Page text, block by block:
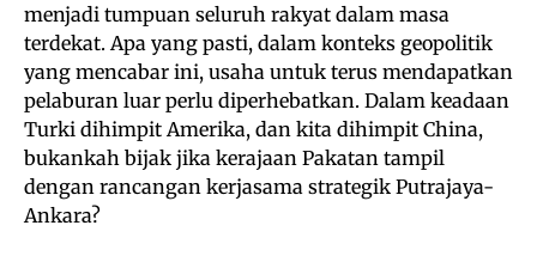
menjadi tumpuan seluruh rakyat dalam masa
terdekat. Apa yang pasti, dalam konteks geopolitik
yang mencabar ini, usaha untuk terus mendapatkan
pelaburan luar perlu diperhebatkan. Dalam keadaan
Turki dihimpit Amerika, dan kita dihimpit China,
bukankah bijak jika kerajaan Pakatan tampil
dengan rancangan kerjasama strategik Putrajaya-
Ankara?